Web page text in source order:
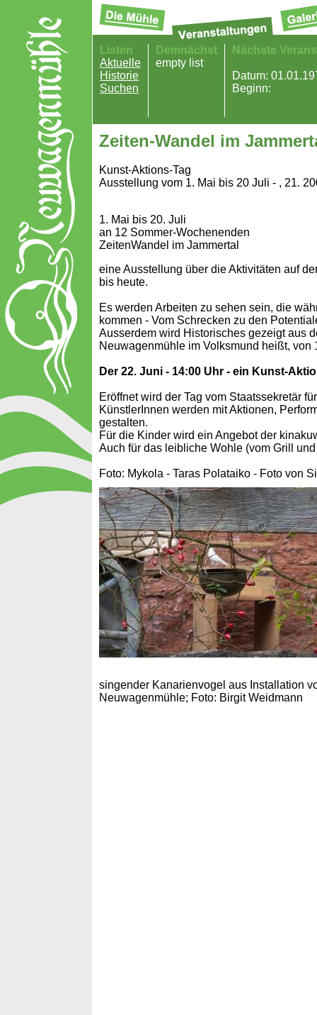
Listen
Aktuelle
Historie
Suchen
Demnächst
empty list
Nächste
Datum:
Beginn:
Zeiten-Wandel im
Kunst-Aktions-Tag
Ausstellung vom 1. Mai bis 20 Juli - , 21.
1. Mai bis 20. Juli
an 12 Sommer-Wochenenden
ZeitenWandel im Jammertal
eine Ausstellung über die Aktivitäten auf
bis heute.
Es werden Arbeiten zu sehen sein, die
kommen - Vom Schrecken zu den
Ausserdem wird Historisches gezeigt aus
Neuwagenmühle im Volksmund heißt,
Der 22. Juni - 14:00 Uhr - ein Kunst-
Eröffnet wird der Tag vom Staatssekretär
KünstlerInnen werden mit Aktionen,
gestalten.
Für die Kinder wird ein Angebot der
Auch für das leibliche Wohle (vom Grill
Foto: Mykola - Taras Polataiko - Foto von
singender Kanarienvogel aus Installation
Neuwagenmühle; Foto: Birgit Weidmann